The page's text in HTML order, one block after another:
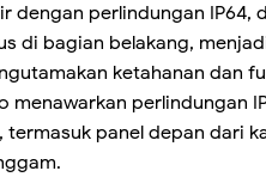
dengan perlindungan IP64,
di bagian belakang,
ketahanan dan
menawarkan perlindungan
termasuk panel depan dari